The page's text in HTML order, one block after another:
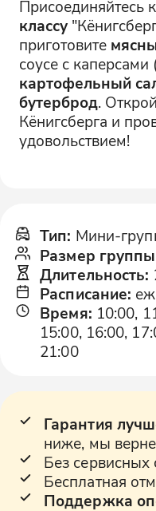
Присоединяйтесь к
классу
приготовите
соусе с
картофельный
бутерброд.
Кёнигсберга и
удовольствием!
Тип: Мини-
Размер группы
Длительность:
Расписание:
Время: 10:00,
15:00, 16:00,
21:00
Гарантия
ниже, мы
Без сервисных
Бесплатная
Поддержка